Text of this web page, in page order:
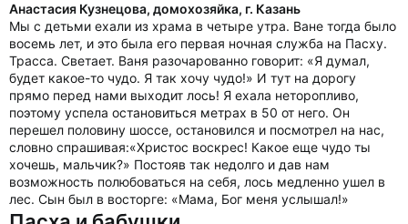
Анастасия Кузнецова, домохозяйка, г. Казань
Мы с детьми ехали из храма в четыре утра. Ване тогда было
восемь лет, и это была его первая ночная служба на Пасху.
Трасса. Светает. Ваня разочарованно говорит: «Я думал,
будет какое-то чудо. Я так хочу чудо!» И тут на дорогу
прямо перед нами выходит лось! Я ехала неторопливо,
поэтому успела остановиться метрах в 50 от него. Он
перешел половину шоссе, остановился и посмотрел на нас,
словно спрашивая:«Христос воскрес! Какое еще чудо ты
хочешь, мальчик?» Постояв так недолго и дав нам
возможность полюбоваться на себя, лось медленно ушел в
лес. Сын был в восторге: «Мама, Бог меня услышал!»